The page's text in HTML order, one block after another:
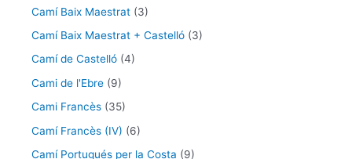
Camí Baix Maestrat (3)
Camí Baix Maestrat + Castelló (3)
Camí de Castelló (4)
Cami de l'Ebre (9)
Cami Francès (35)
Camí Francès (IV) (6)
Camí Portugués per la Costa (9)